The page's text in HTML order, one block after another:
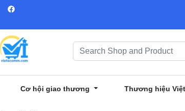
Cơ hội giao thương Thương hiệu